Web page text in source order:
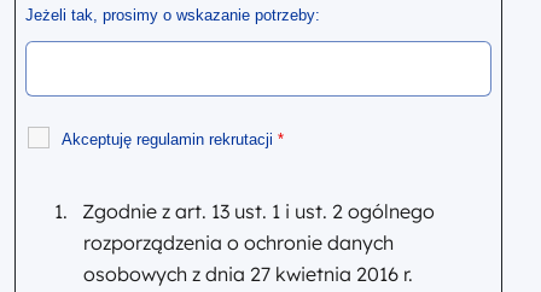
Jeżeli tak, prosimy o wskazanie potrzeby:
Akceptuję regulamin rekrutacji *
1.
Zgodnie z art. 13 ust. 1 i ust. 2 ogólnego
rozporządzenia o ochronie danych
osobowych z dnia 27 kwietnia 2016 r.